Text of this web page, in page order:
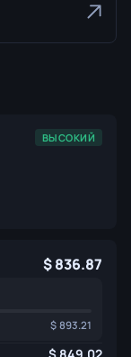
ВЫСОКИЙ
836.87
893.21